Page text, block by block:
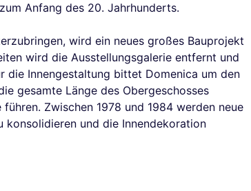
Anfang des 20. Jahrhunderts.
wird ein neues großes Bauprojekt
wird die Ausstellungsgalerie entfernt und
die Innengestaltung bittet Domenica um den
gesamte Länge des Obergeschosses
Zwischen 1978 und 1984 werden neue
und die Innendekoration